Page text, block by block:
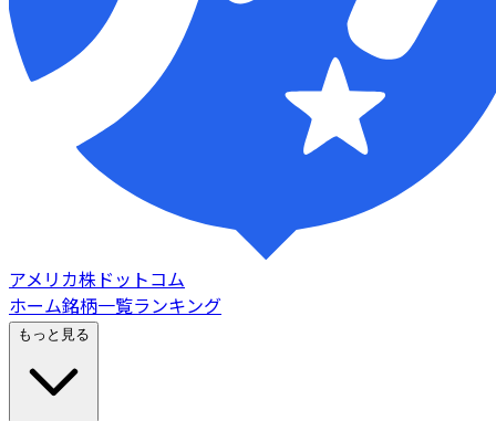
アメリカ株ドットコム
ホーム銘柄一覧ランキング
もっと見る